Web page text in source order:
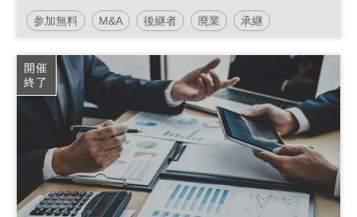
ミナー
参加無料 M&A 後継者 廃業 承継
事業引継ぎ
日経産業新聞フォーラム
開催
終了